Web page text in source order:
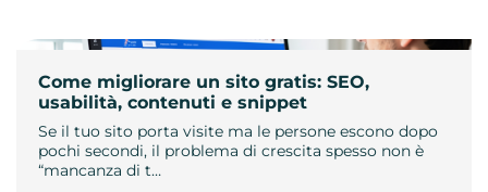
Come migliorare un sito gratis: SEO,
usabilità, contenuti e snippet
Se il tuo sito porta visite ma le persone escono dopo
pochi secondi, il problema di crescita spesso non è
“mancanza di t…